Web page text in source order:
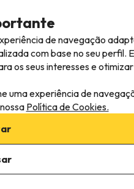
de navegação
com base no seu perfil.
os seus interesses e
uma experiência de
Política de Cookies.